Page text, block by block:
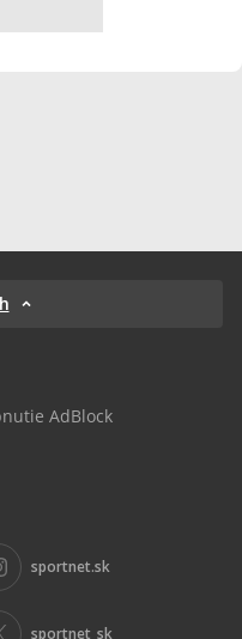
AdBlock
sportnet.sk
sportnet_sk